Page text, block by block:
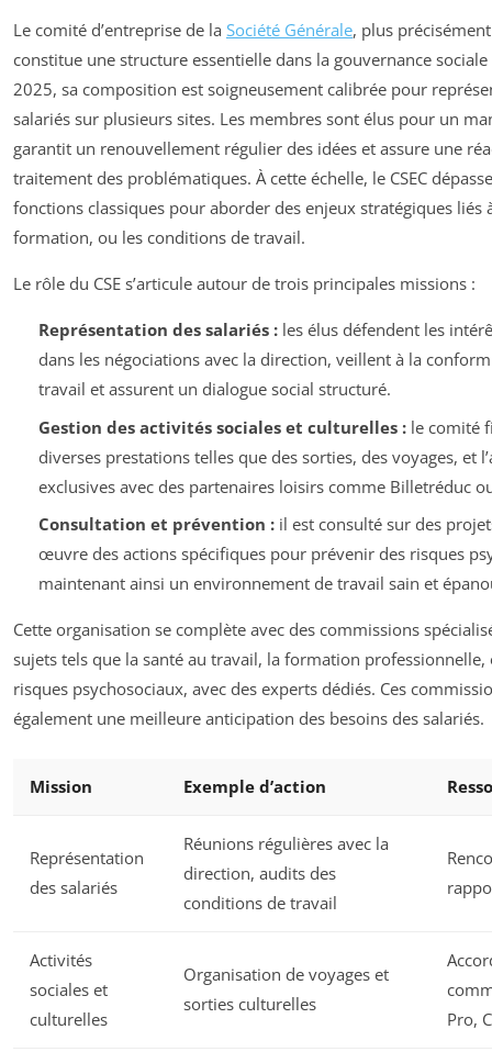
Le comité d’entreprise de la Société Générale, plus précisément
constitue une structure essentielle dans la gouvernance sociale
2025, sa composition est soigneusement calibrée pour
salariés sur plusieurs sites. Les membres sont élus pour un
garantit un renouvellement régulier des idées et assure une
traitement des problématiques. À cette échelle, le CSEC
fonctions classiques pour aborder des enjeux stratégiques liés
formation, ou les conditions de travail.
Le rôle du CSE s’articule autour de trois principales missions :
Représentation des salariés :les élus défendent les
dans les négociations avec la direction, veillent à la
travail et assurent un dialogue social structuré.
Gestion des activités sociales et culturelles :le comité
diverses prestations telles que des sorties, des voyages, et
exclusives avec des partenaires loisirs comme Billetréduc
Consultation et prévention :il est consulté sur des
œuvre des actions spécifiques pour prévenir des risques
maintenant ainsi un environnement de travail sain et
Cette organisation se complète avec des commissions
sujets tels que la santé au travail, la formation professionnelle,
risques psychosociaux, avec des experts dédiés. Ces
également une meilleure anticipation des besoins des salariés.
Mission Exemple d’action
Représentation
des salariés
Réunions régulières avec la
direction, audits des
conditions de travail
Activités
sociales et
culturelles
Organisation de voyages et
sorties culturelles
Pro,